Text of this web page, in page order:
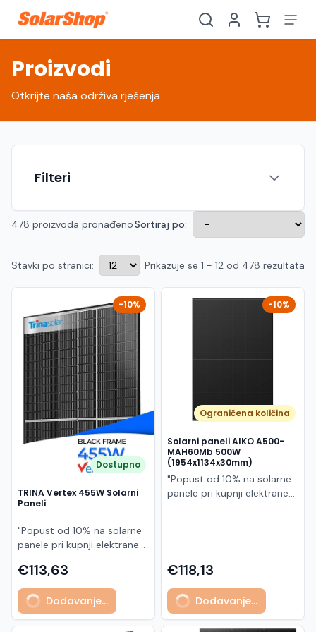
Hrvatski EN
Crnogorski
MK Македонски
Proizvodi
Otkrijte naša održiva rješenja
Filteri
478 proizvoda pronađenoSortiraj po:
Stavki po stranici: Prikazuje se 1 - 12 od 478 rezultata
-10%
Dostupno
TRINA Vertex 455W Solarni
Paneli
"Popust od 10% na solarne
panele pri kupnji elektrane
Model TSM-455NEG9R.28
predstavlja napredni
glass/glass N-type solarni
modul s visokom
učinkovitošću, dugim
€113,63
Dodavanje...
-10%
Ograničena količina
Solarni paneli AIKO A500-
MAH60Mb 500W
(1954x1134x30mm)
"Popust od 10% na solarne
panele pri kupnji elektrane
500 W iz Neostar 2S serije,
baziran na naprednoj N-
type ABC (All Back Contact)
tehnologiji. Ovaj panel je
namijenjen za moderne
€118,13
Dodavanje...